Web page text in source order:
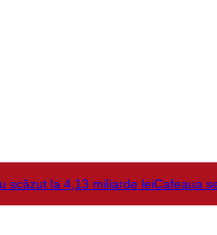
scăzut la 4,13 miliarde leiCafeaua